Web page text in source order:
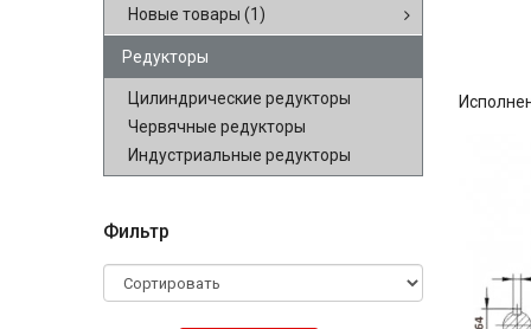
Новые товары (1)
Редукторы
Цилиндрические редукторы
Червячные редукторы
Индустриальные редукторы
Фильтр